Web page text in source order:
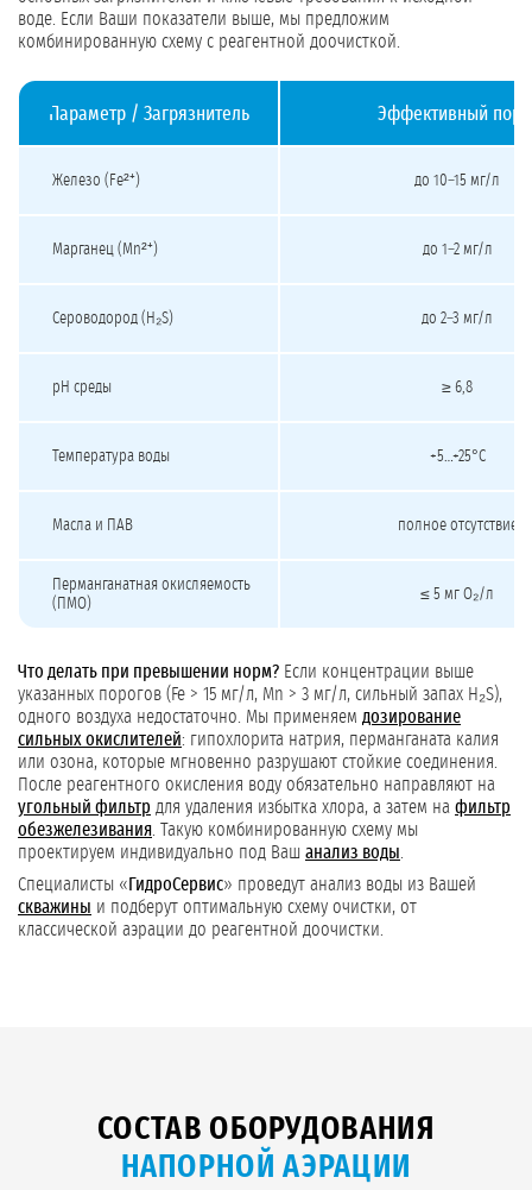
воде. Если Ваши показатели выше, мы предложим
комбинированную схему с реагентной доочисткой.
Параметр / Загрязнитель Эффективный
Железо (Fe²⁺) до 10–15 мг/л
Марганец (Mn²⁺) до 1–2 мг/л
Сероводород (H₂S) до 2–3 мг/л
pH среды ≥ 6,8
Температура воды +5…+25°C
Масла и ПАВ полное отсутствие
Перманганатная окисляемость
(ПМО)
≤ 5 мг O₂/л
Что делать при превышении норм? Если концентрации выше
указанных порогов (Fe > 15 мг/л, Mn > 3 мг/л, сильный запах H₂S),
одного воздуха недостаточно. Мы применяем дозирование
сильных окислителей: гипохлорита натрия, перманганата калия
или озона, которые мгновенно разрушают стойкие соединения.
После реагентного окисления воду обязательно направляют на
угольный фильтр для удаления избытка хлора, а затем на фильтр
обезжелезивания . Такую комбинированную схему мы
проектируем индивидуально под Ваш анализ воды
Специалисты «ГидроСервис» проведут анализ воды из Вашей
скважины и подберут оптимальную схему очистки, от
классической аэрации до реагентной доочистки.
СОСТАВ ОБОРУДОВАНИЯ
НАПОРНОЙ АЭРАЦИИ